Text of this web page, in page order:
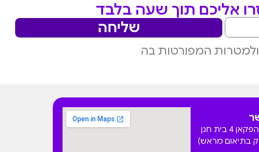
אליכם תוך שעה בלבד
המפורטות בה
שליחה
כתובת: דרך הפקאן 4 בית חנן
בתיאום מראש)